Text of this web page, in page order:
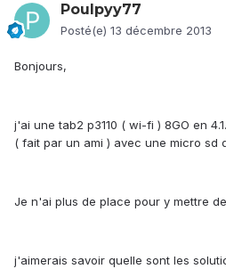
Poulpyy77
Posté(e) 13 décembre 2013
Bonjours,
j'ai une tab2 p3110 ( wi-fi ) 8GO en
( fait par un ami ) avec une micro sd
Je n'ai plus de place pour y mettre
j'aimerais savoir quelle sont les